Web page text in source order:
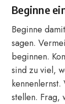
Beginne
Beginne
sagen.
beginnen.
sind zu viel,
kennenlernst.
stellen. Frag,